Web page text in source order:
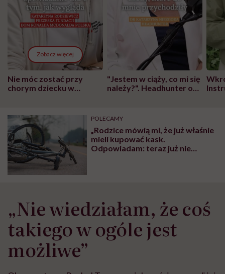
Zobacz więcej
Nie móc zostać przy
chorym dziecku w
może chyba tylko
głupota i brak
wyobraźni"
"Jestem w ciąży, co mi się
należy?". Headhunter o
pracy
POLECAMY
„Rodzice mówią mi, że już właśnie
mieli kupować kask.
Odpowiadam: teraz już nie
„Nie wiedziałam, że coś
takiego w ogóle jest
możliwe”